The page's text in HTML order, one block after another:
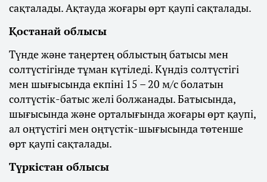
сақталады. Ақтауда жоғары өрт қаупі сақталады.
Қостанай облысы
Түнде және таңертең облыстың батысы мен
солтүстігінде тұман күтіледі. Күндіз солтүстігі
мен шығысында екпіні 15 – 20 м/с болатын
солтүстік-батыс желі болжанады. Батысында,
шығысында және орталығында жоғары өрт қаупі,
ал оңтүстігі мен оңтүстік-шығысында төтенше
өрт қаупі сақталады.
Түркістан облысы